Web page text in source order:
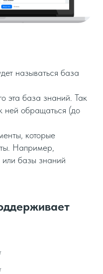
называться база
эта база знаний. Так
ней обращаться (до
которые
Например,
базы знаний